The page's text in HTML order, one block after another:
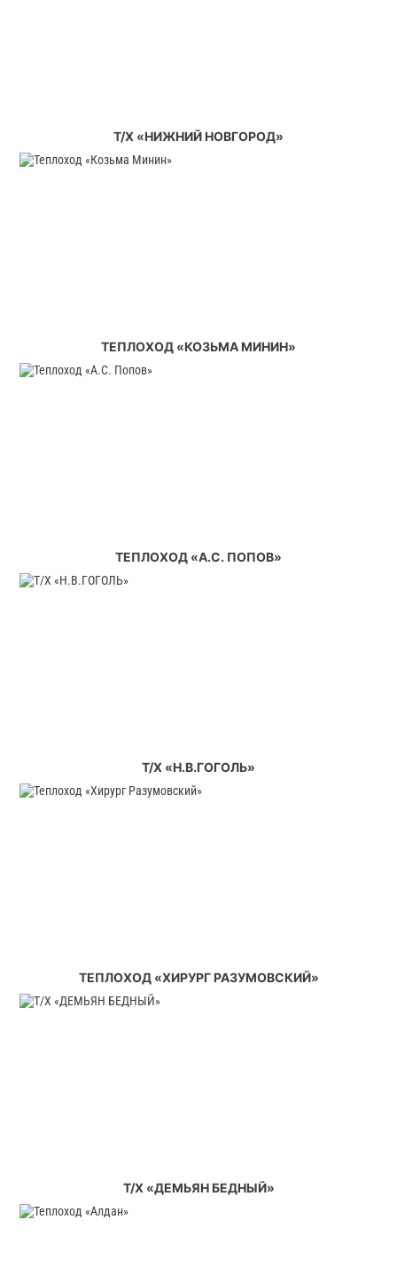
Т/Х «НИЖНИЙ НОВГОРОД»
ТЕПЛОХОД «КОЗЬМА МИНИН»
ТЕПЛОХОД «А.С. ПОПОВ»
Т/Х «Н.В.ГОГОЛЬ»
ТЕПЛОХОД «ХИРУРГ РАЗУМОВСКИЙ»
Т/Х «ДЕМЬЯН БЕДНЫЙ»